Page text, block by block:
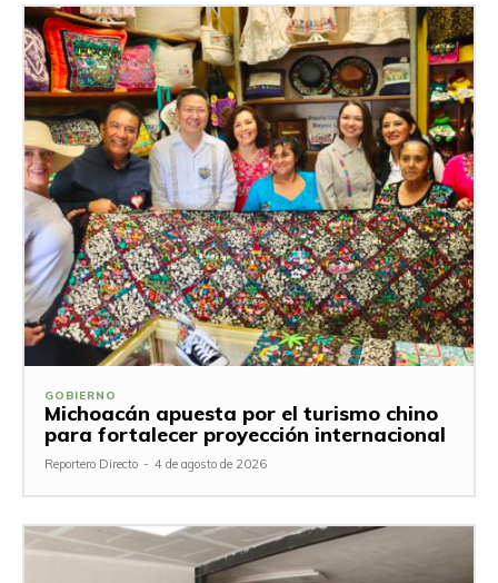
GOBIERNO
Michoacán apuesta por el turismo chino
para fortalecer proyección internacional
Reportero Directo - 4 de agosto de 2026